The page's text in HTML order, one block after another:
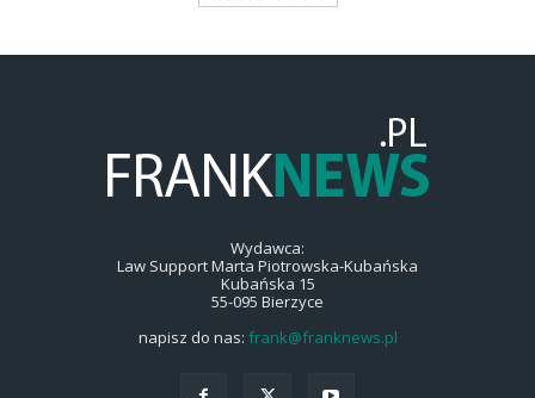
Wydawca:
Law Support Marta Piotrowska-Kubańska
Kubańska 15
55-095 Bierzyce
napisz do nas: frank@franknews.pl